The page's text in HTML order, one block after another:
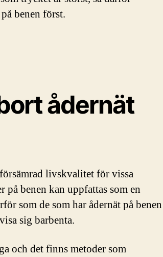
benen först.
ådernät
livskvalitet för vissa
på benen kan uppfattas som en
som de som har ådernät på benen
sig barbenta.
och det finns metoder som